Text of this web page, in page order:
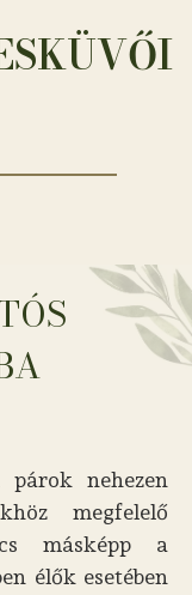
nehezen
megfelelő
másképp a
élők esetében